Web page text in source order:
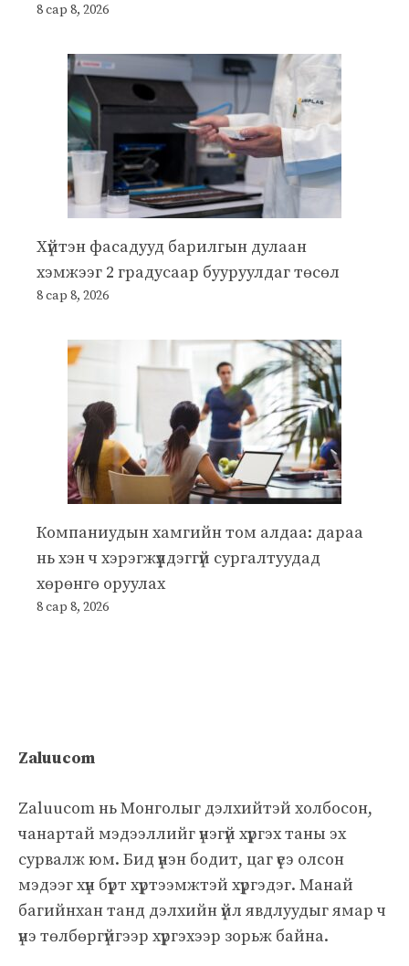
8 сар 8, 2026
Хүйтэн фасадууд барилгын дулаан
хэмжээг 2 градусаар бууруулдаг төсөл
8 сар 8, 2026
Компаниудын хамгийн том алдаа: дараа
нь хэн ч хэрэгжүүлдэггүй сургалтуудад
хөрөнгө оруулах
8 сар 8, 2026
Zaluucom
Zaluucom нь Монголыг дэлхийтэй холбосон,
чанартай мэдээллийг үнэгүй хүргэх таны эх
сурвалж юм. Бид үнэн бодит, цаг үеэ олсон
мэдээг хүн бүрт хүртээмжтэй хүргэдэг. Манай
багийнхан танд дэлхийн үйл явдлуудыг ямар ч
үнэ төлбөргүйгээр хүргэхээр зорьж байна.